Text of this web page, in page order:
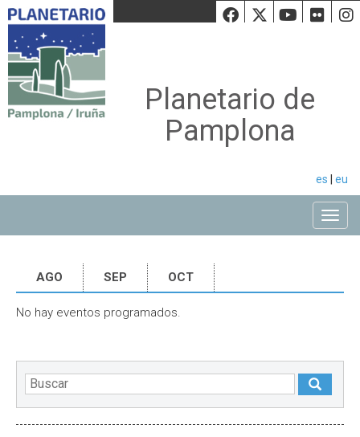
Facebook
Twiiter
Planetario de
Pamplona
es eu
AGO SEP OCT
No hay eventos programados.